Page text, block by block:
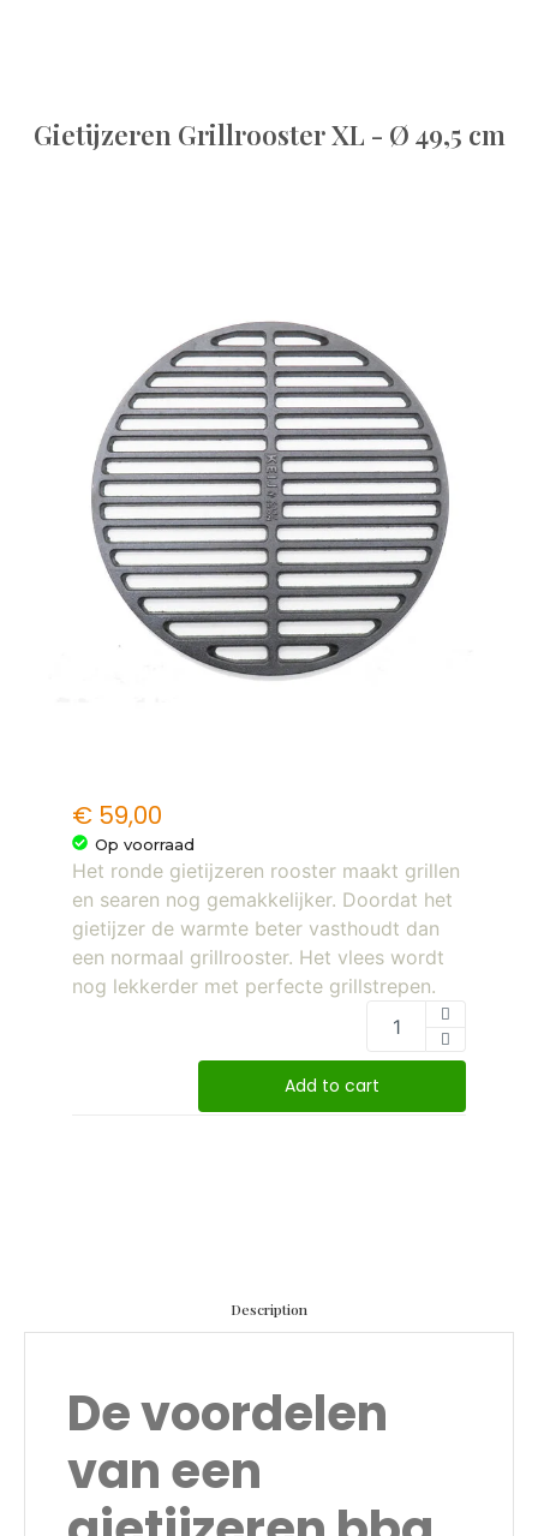
Gietijzeren Grillrooster XL - Ø 49,5 cm
€ 59,00
Op voorraad
Het ronde gietijzeren rooster maakt grillen
en searen nog gemakkelijker. Doordat het
gietijzer de warmte beter vasthoudt dan
een normaal grillrooster. Het vlees wordt
nog lekkerder met perfecte grillstrepen.
Add to cart
Description
De voordelen
van een